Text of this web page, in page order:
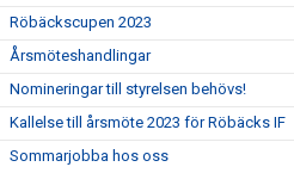
Röbäckscupen 2023
Årsmöteshandlingar
Nomineringar till styrelsen behövs!
Kallelse till årsmöte 2023 för Röbäcks IF
Sommarjobba hos oss